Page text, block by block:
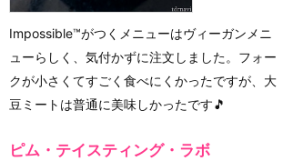
Impossible™がつくメニューはヴィーガンメニ
ューらしく、気付かずに注文しました。フォー
クが小さくてすごく食べにくかったですが、大
豆ミートは普通に美味しかったです🎵
ピム・テイスティング・ラボ